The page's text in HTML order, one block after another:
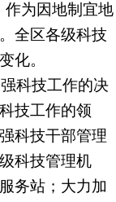
作为因地制宜地
全区各级科技
化。
科技工作的决
技工作的领
科技干部管理
科技管理机
务站；大力加